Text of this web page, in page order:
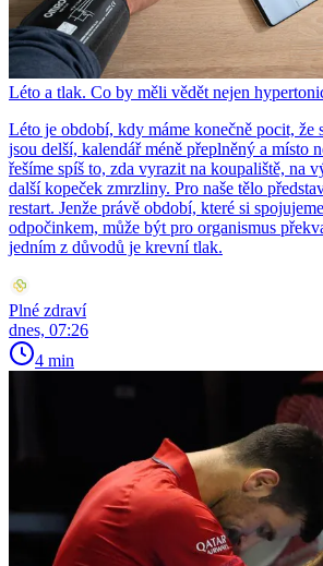
Léto a tlak. Co by měli vědět nejen
Léto je období, kdy máme konečně pocit,
jsou delší, kalendář méně přeplněný a místo
řešíme spíš to, zda vyrazit na koupaliště, na
další kopeček zmrzliny. Pro naše tělo
restart. Jenže právě období, které si
odpočinkem, může být pro organismus
jedním z důvodů je krevní tlak.
Plné zdraví
dnes, 07:26
4 min